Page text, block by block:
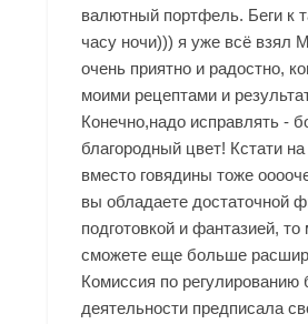
валютный портфель. Беги к
часу ночи))) я уже всё взял
очень приятно и радостно,
моими рецептами и
Конечно,надо исправлять -
благородный цвет! Кстати
вместо говядины тоже
вы обладаете достаточной
подготовкой и фантазией,
сможете еще больше
Комиссия по регулированию
деятельности предписала